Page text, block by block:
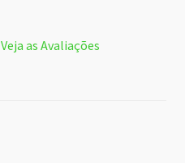
Veja as Avaliações